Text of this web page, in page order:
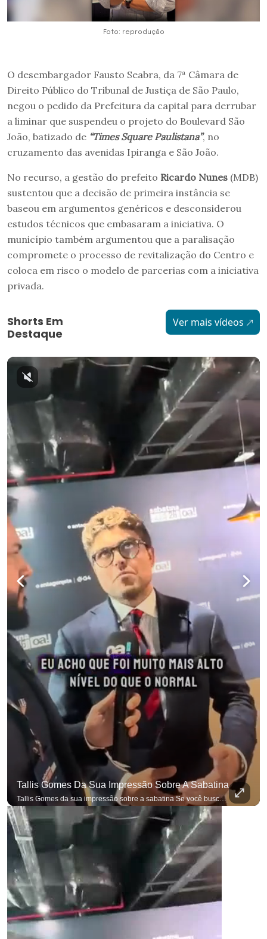
Foto: reprodução
O desembargador Fausto Seabra, da 7ª Câmara de
Direito Público do Tribunal de Justiça de São Paulo,
negou o pedido da Prefeitura da capital para derrubar
a liminar que suspendeu o projeto do Boulevard São
João, batizado de “Times Square Paulistana”, no
cruzamento das avenidas Ipiranga e São João.
No recurso, a gestão do prefeito Ricardo Nunes (MDB)
sustentou que a decisão de primeira instância se
baseou em argumentos genéricos e desconsiderou
estudos técnicos que embasaram a iniciativa. O
município também argumentou que a paralisação
compromete o processo de revitalização do Centro e
coloca em risco o modelo de parcerias com a iniciativa
privada.
Shorts Em
Destaque
Ver mais vídeos
Tallis Gomes Da Sua Impressão Sobre A Sabatina
Tallis Gomes da sua impressão sobre a sabatina Se você busca informação com credibilidade, inscreva-se agora e ative o